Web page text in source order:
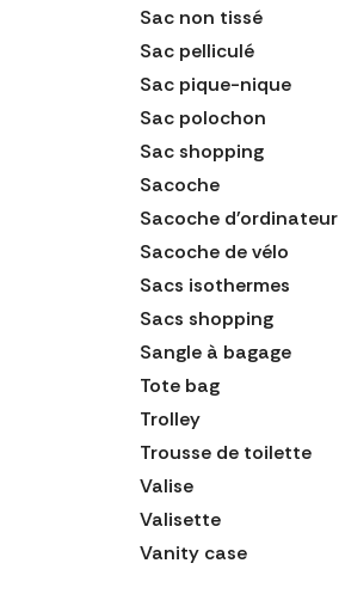
Sac non tissé
Sac pelliculé
Sac pique-nique
Sac polochon
Sac shopping
Sacoche
Sacoche d'ordinateur
Sacoche de vélo
Sacs isothermes
Sacs shopping
Sangle à bagage
Tote bag
Trolley
Trousse de toilette
Valise
Valisette
Vanity case